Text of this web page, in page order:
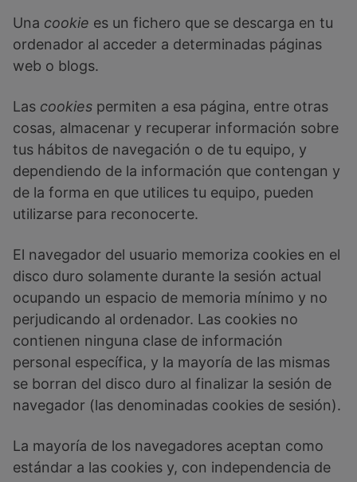
Una cookie es un fichero que se descarga en tu
ordenador al acceder a determinadas páginas
web o blogs.
Las cookies permiten a esa página, entre otras
cosas, almacenar y recuperar información sobre
tus hábitos de navegación o de tu equipo, y
dependiendo de la información que contengan y
de la forma en que utilices tu equipo, pueden
utilizarse para reconocerte.
El navegador del usuario memoriza cookies en el
disco duro solamente durante la sesión actual
ocupando un espacio de memoria mínimo y no
perjudicando al ordenador. Las cookies no
contienen ninguna clase de información
personal específica, y la mayoría de las mismas
se borran del disco duro al finalizar la sesión de
navegador (las denominadas cookies de sesión).
La mayoría de los navegadores aceptan como
estándar a las cookies y, con independencia de